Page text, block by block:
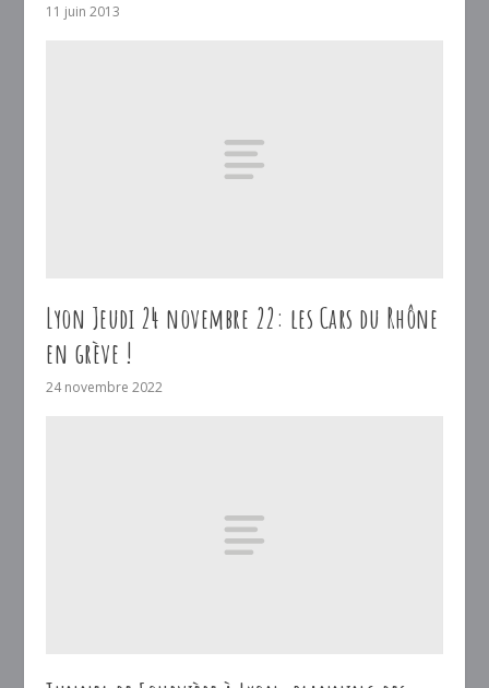
11 juin 2013
Lyon Jeudi 24 novembre 22: les Cars du Rhône
en grève !
24 novembre 2022